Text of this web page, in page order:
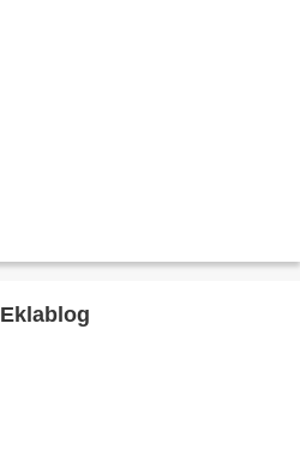
Article publié depuis Eklablog